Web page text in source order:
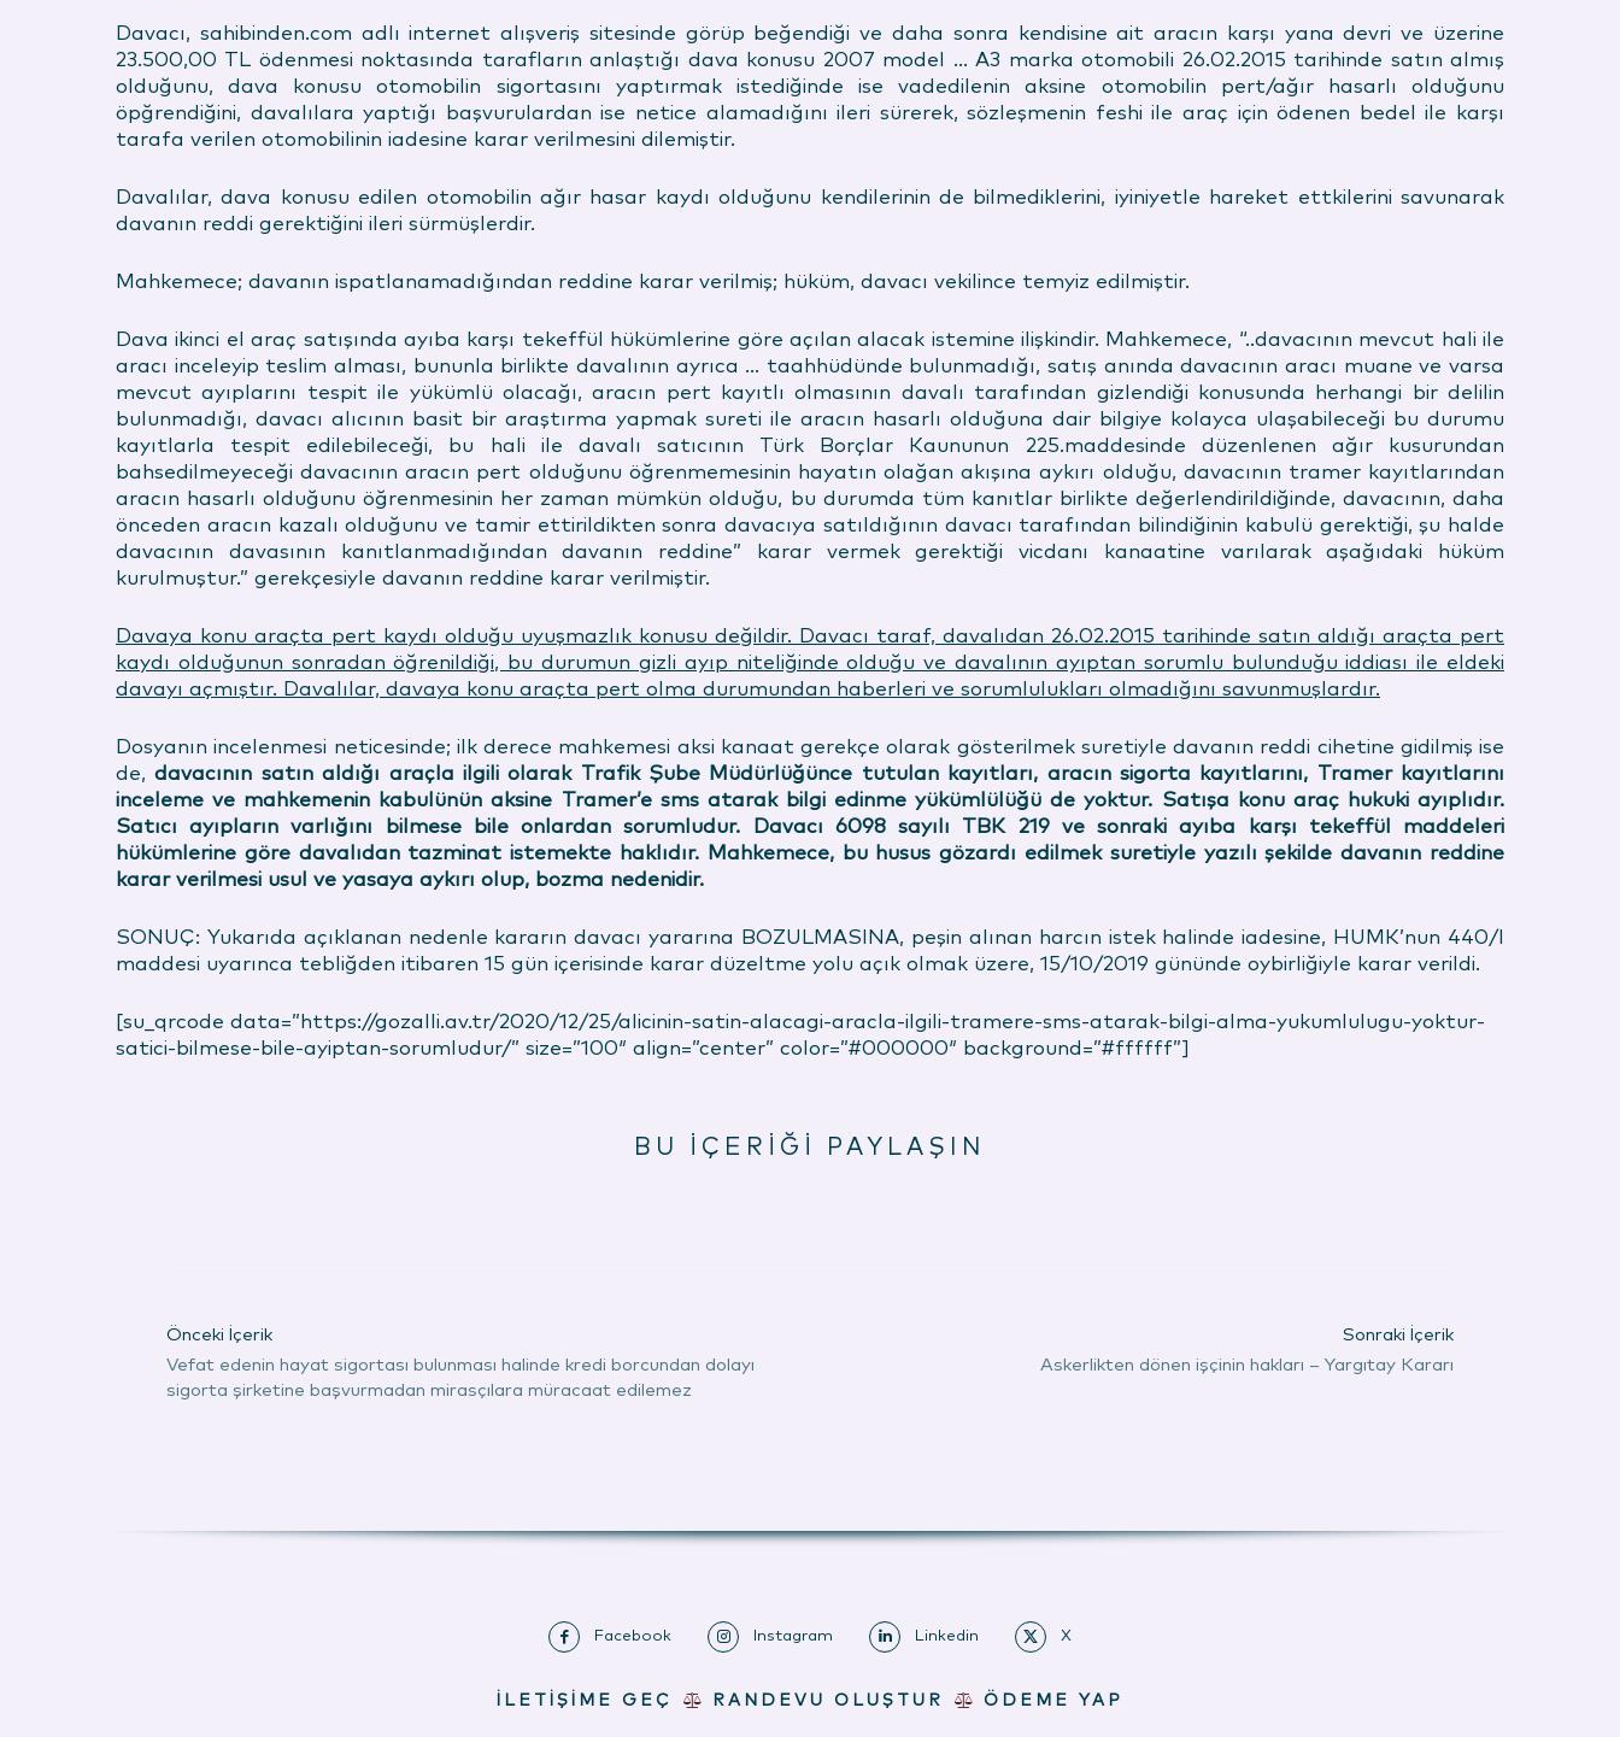
Davacı, sahibinden.com adlı internet alışveriş sitesinde görüp beğendiği ve daha sonra kendisine ait aracın karşı yana devri ve üzerine
23.500,00 TL ödenmesi noktasında tarafların anlaştığı dava konusu 2007 model … A3 marka otomobili 26.02.2015 tarihinde satın almış
olduğunu, dava konusu otomobilin sigortasını yaptırmak istediğinde ise vadedilenin aksine otomobilin pert/ağır hasarlı olduğunu
öpğrendiğini, davalılara yaptığı başvurulardan ise netice alamadığını ileri sürerek, sözleşmenin feshi ile araç için ödenen bedel ile karşı
tarafa verilen otomobilinin iadesine karar verilmesini dilemiştir.
Davalılar, dava konusu edilen otomobilin ağır hasar kaydı olduğunu kendilerinin de bilmediklerini, iyiniyetle hareket ettkilerini savunarak
davanın reddi gerektiğini ileri sürmüşlerdir.
Mahkemece; davanın ispatlanamadığından reddine karar verilmiş; hüküm, davacı vekilince temyiz edilmiştir.
Dava ikinci el araç satışında ayıba karşı tekeffül hükümlerine göre açılan alacak istemine ilişkindir. Mahkemece, “..davacının mevcut hali ile
aracı inceleyip teslim alması, bununla birlikte davalının ayrıca … taahhüdünde bulunmadığı, satış anında davacının aracı muane ve varsa
mevcut ayıplarını tespit ile yükümlü olacağı, aracın pert kayıtlı olmasının davalı tarafından gizlendiği konusunda herhangi bir delilin
bulunmadığı, davacı alıcının basit bir araştırma yapmak sureti ile aracın hasarlı olduğuna dair bilgiye kolayca ulaşabileceği bu durumu
kayıtlarla tespit edilebileceği, bu hali ile davalı satıcının Türk Borçlar Kaununun 225.maddesinde düzenlenen ağır kusurundan
bahsedilmeyeceği davacının aracın pert olduğunu öğrenmemesinin hayatın olağan akışına aykırı olduğu, davacının tramer kayıtlarından
aracın hasarlı olduğunu öğrenmesinin her zaman mümkün olduğu, bu durumda tüm kanıtlar birlikte değerlendirildiğinde, davacının, daha
önceden aracın kazalı olduğunu ve tamir ettirildikten sonra davacıya satıldığının davacı tarafından bilindiğinin kabulü gerektiği, şu halde
davacının davasının kanıtlanmadığından davanın reddine” karar vermek gerektiği vicdanı kanaatine varılarak aşağıdaki hüküm
kurulmuştur.” gerekçesiyle davanın reddine karar verilmiştir.
Davaya konu araçta pert kaydı olduğu uyuşmazlık konusu değildir. Davacı taraf, davalıdan 26.02.2015 tarihinde satın aldığı araçta pert
kaydı olduğunun sonradan öğrenildiği, bu durumun gizli ayıp niteliğinde olduğu ve davalının ayıptan sorumlu bulunduğu iddiası ile eldeki
davayı açmıştır. Davalılar, davaya konu araçta pert olma durumundan haberleri ve sorumlulukları olmadığını savunmuşlardır.
Dosyanın incelenmesi neticesinde; ilk derece mahkemesi aksi kanaat gerekçe olarak gösterilmek suretiyle davanın reddi cihetine gidilmiş ise
de,davacının satın aldığı araçla ilgili olarak Trafik Şube Müdürlüğünce tutulan kayıtları, aracın sigorta kayıtlarını, Tramer kayıtlarını
inceleme ve mahkemenin kabulünün aksine Tramer’e sms atarak bilgi edinme yükümlülüğü de yoktur. Satışa konu araç hukuki ayıplıdır.
Satıcı ayıpların varlığını bilmese bile onlardan sorumludur. Davacı 6098 sayılı TBK 219 ve sonraki ayıba karşı tekeffül maddeleri
hükümlerine göre davalıdan tazminat istemekte haklıdır. Mahkemece, bu husus gözardı edilmek suretiyle yazılı şekilde davanın reddine
karar verilmesi usul ve yasaya aykırı olup, bozma nedenidir.
SONUÇ: Yukarıda açıklanan nedenle kararın davacı yararına BOZULMASINA, peşin alınan harcın istek halinde iadesine, HUMK’nun 440/I
maddesi uyarınca tebliğden itibaren 15 gün içerisinde karar düzeltme yolu açık olmak üzere, 15/10/2019 gününde oybirliğiyle karar verildi.
[su_qrcode data=”https://gozalli.av.tr/2020/12/25/alicinin-satin-alacagi-aracla-ilgili-tramere-sms-atarak-bilgi-alma-yukumlulugu-yoktur-
satici-bilmese-bile-ayiptan-sorumludur/” size=”100″ align=”center” color=”#000000″ background=”#ffffff”]
BU İÇERİĞİ PAYLAŞIN
Önceki İçerik
Vefat edenin hayat sigortası bulunması halinde kredi borcundan dolayı
sigorta şirketine başvurmadan mirasçılara müracaat edilemez
Sonraki İçerik
Askerlikten dönen işçinin hakları – Yargıtay Kararı
Facebook Instagram Linkedin X
İLETİŞİME GEÇ RANDEVU OLUŞTUR ÖDEME YAP